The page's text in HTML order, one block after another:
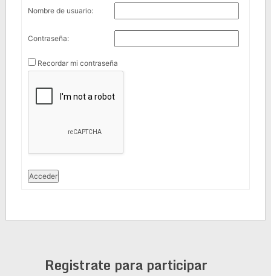
Nombre de usuario:
Contraseña:
Recordar mi contraseña
Acceder
Registrate para participar